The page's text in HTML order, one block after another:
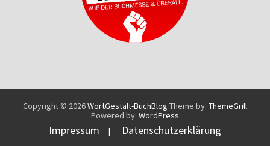
Copyright © 2026WortGestalt-BuchBlog Theme by: ThemeGrill
Powered by: WordPress
Impressum | Datenschutzerklärung